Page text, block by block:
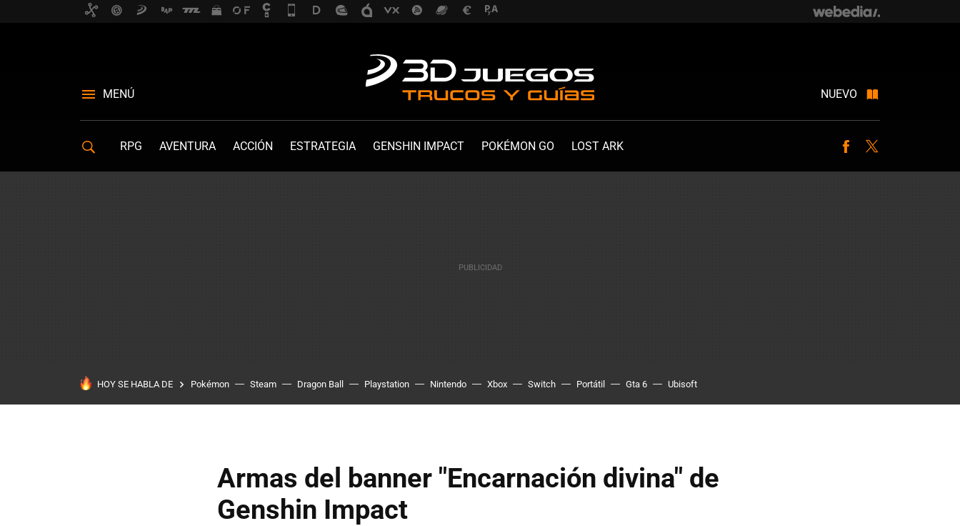
MENÚ NUEVO
RPG AVENTURA ACCIÓN ESTRATEGIA GENSHIN IMPACT POKÉMON GO LOST ARK Facebook
HOY SE HABLA DE Pokémon Steam Dragon Ball Playstation Nintendo Xbox Switch Portátil Gta 6 Ubisoft
Armas del banner "Encarnación divina" de
Genshin Impact